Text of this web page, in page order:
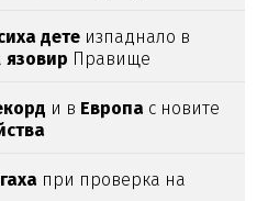
дете изпаднало в
язовир Правище
и в Европа с новите
при проверка на